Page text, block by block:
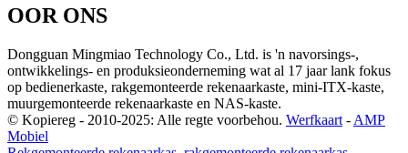
OOR ONS
Dongguan Mingmiao Technology Co., Ltd. is 'n navorsings-,
ontwikkelings- en produksieonderneming wat al 17 jaar lank fokus
op bedienerkaste, rakgemonteerde rekenaarkaste, mini-ITX-kaste,
muurgemonteerde rekenaarkaste en NAS-kaste.
© Kopiereg - 2010-2025: Alle regte voorbehou. Werfkaart - AMP
Mobiel